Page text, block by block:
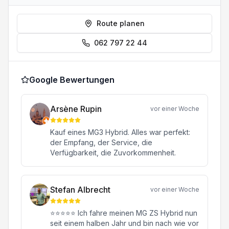
Route planen
062 797 22 44
Google Bewertungen
Arsène Rupin vor einer Woche
Kauf eines MG3 Hybrid. Alles war perfekt:
der Empfang, der Service, die
Verfügbarkeit, die Zuvorkommenheit.
Stefan Albrecht vor einer Woche
⭐⭐⭐⭐⭐ Ich fahre meinen MG ZS Hybrid nun
seit einem halben Jahr und bin nach wie vor